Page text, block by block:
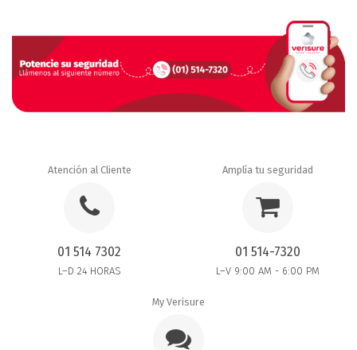
Atención al Cliente
01 514 7302
L–D 24 HORAS
Amplía tu seguridad
01 514-7320
L–V 9:00 AM - 6:00 PM
My Verisure